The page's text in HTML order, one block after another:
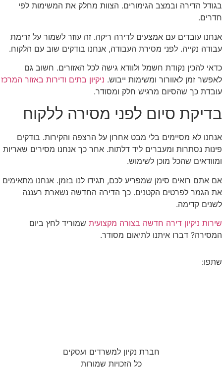
בגודל הדירה ובמצב הגימורים. הצוות מחלק את המשימות לפי
חדרים.
אנחנו עובדים עם אמצעים לדירה ריקה. זה עוזר לשמור על זרימת
עבודה נקייה. לפני מסירת העבודה, אנחנו בודקים שוב עם הלקוח.
כדאי להכין נקודת חשמל ולוודא גישה לכל האזורים. חשוב גם
לאפשר זמן לאוורור ומשימות ייבוש. ניקיון בתים ודירות באזור המרכז
עובדת כך שהסיום מרגיש חלק ומסודר.
בדיקת סיום לפני מסירה ללקוח
אנחנו לא מסיימים בלי מבט אחרון על הרצפה והקירות. בודקים
פינות נסתרות ומעברים ליד דלתות. אחר כך אנחנו מסירים שאריות
ומוודאים שהכל מוכן לשימוש.
אם אתם רואים סימן שמפריע לכם, תגידו לנו בזמן. אנחנו מתאימים
את הגמר לפרטים הקטנים. כך הדירה החדשה נשארת רעננה
לשנים קדימה.
שירות ניקיון דירה חדשה בצורה מקצועית שמוריד לחץ ביום
המסירה? דברו איתנו לתיאום מסודר.
שתפו:
חברת נקיון למשרדים ועסקים
כל הזכויות שמורות